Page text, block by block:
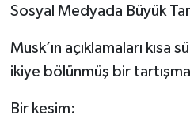
Sosyal Medyada Büyük
Musk’ın açıklamaları
ikiye bölünmüş bir
Bir kesim: